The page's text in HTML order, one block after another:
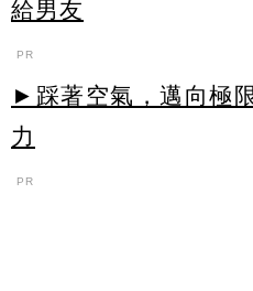
給男友
PR
►踩著空氣，邁向極
力
PR